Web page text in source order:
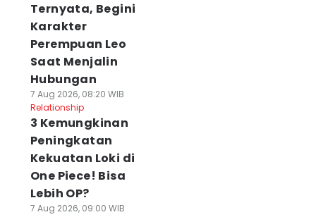
Ternyata, Begini
Karakter
Perempuan Leo
Saat Menjalin
Hubungan
7 Aug 2026, 08:20 WIB
Relationship
3 Kemungkinan
Peningkatan
Kekuatan Loki di
One Piece! Bisa
Lebih OP?
7 Aug 2026, 09:00 WIB